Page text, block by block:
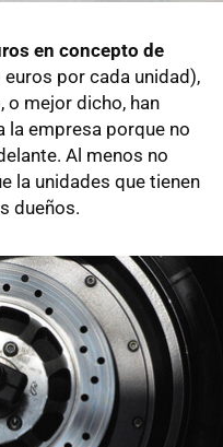
en concepto de
por cada unidad),
o mejor dicho, han
la empresa porque no
Al menos no
la unidades que tienen
dueños.